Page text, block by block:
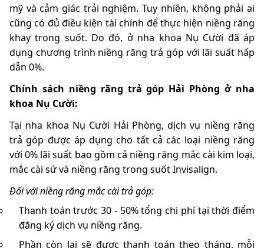
mỹ và cảm giác trải nghiệm. Tuy nhiên, không phải ai
cũng có đủ điều kiện tài chính để thực hiện niềng răng
khay trong suốt. Do đó, ở nha khoa Nụ Cười đã áp
dụng chương trình niềng răng trả góp với lãi suất hấp
dẫn 0%.
Chính sách niềng răng trả góp Hải Phòng ở nha
khoa Nụ Cười:
Tại nha khoa Nụ Cười Hải Phòng, dịch vụ niềng răng
trả góp được áp dụng cho tất cả các loại niềng răng
với 0% lãi suất bao gồm cả niềng răng mắc cài kim loại,
mắc cài sứ và niềng răng trong suốt Invisalign.
Đối với niềng răng mắc cài trả góp:
Thanh toán trước 30 - 50% tổng chi phí tại thời điểm
đăng ký dịch vụ niềng răng.
Phần còn lại sẽ được thanh toán theo tháng, mỗi